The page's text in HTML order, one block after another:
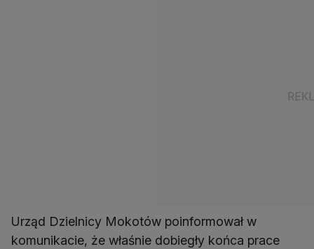
Urząd Dzielnicy Mokotów poinformował w
komunikacie, że właśnie dobiegły końca prace